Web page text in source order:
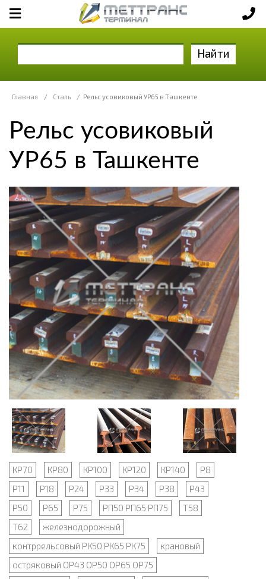
Найти
Главная / Сталь / Рельс усовиковый УР65 в Ташкенте
Рельс усовиковый
УР65 в Ташкенте
КР70 КР80 КР100 КР120 КР140
Р8
Р11
Р18 Р24 Р33 Р34 Р38
Р43
Р50
Р65 Р75 РП50 РП65 РП75
Т58
Т62
железнодорожный
контррельсовый РК50 РК65 РК75
крановый
остряковый ОР43 ОР50 ОР65 ОР75